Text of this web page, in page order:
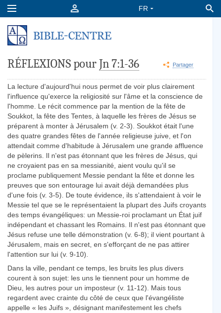
RÉFLEXIONS pourJn 7:1-36 Partager
La lecture d'aujourd'hui nous permet de voir plus clairement
l'influence qu'exerce la religiosité sur l'âme et la conscience de
l'homme. Le récit commence par la mention de la fête de
Soukkot, la fête des Tentes, à laquelle les frères de Jésus se
préparent à monter à Jérusalem (v. 2-3). Soukkot était l'une
des quatre grandes fêtes de l'année religieuse juive, et l'on
attendait comme d'habitude à Jérusalem une grande affluence
de pèlerins. Il n'est pas étonnant que les frères de Jésus, qui
ne croyaient pas en sa messianité, aient voulu qu'il se
proclame publiquement Messie pendant la fête et donne les
preuves que son entourage lui avait déjà demandées plus
d'une fois (v. 3-5). De toute évidence, ils s'attendaient à voir le
Messie tel que se le représentaient la plupart des Juifs croyants
des temps évangéliques: un Messie-roi proclamant un État juif
indépendant et chassant les Romains. Il n'est pas étonnant que
Jésus refuse une telle démonstration (v. 6-8); il vient pourtant à
Jérusalem, mais en secret, en s'efforçant de ne pas attirer
l'attention sur lui (v. 9-10).
Dans la ville, pendant ce temps, les bruits les plus divers
courent à son sujet: les uns le tiennent pour un homme de
Dieu, les autres pour un imposteur (v. 11-12). Mais tous
regardent avec crainte du côté de ceux que l'évangéliste
appelle « les Juifs », désignant manifestement les chefs